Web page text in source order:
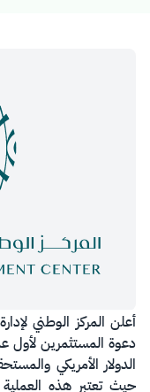
​أعلن المركز الوطني
دعوة المستثمرين لأول
حيث تعتبر هذه